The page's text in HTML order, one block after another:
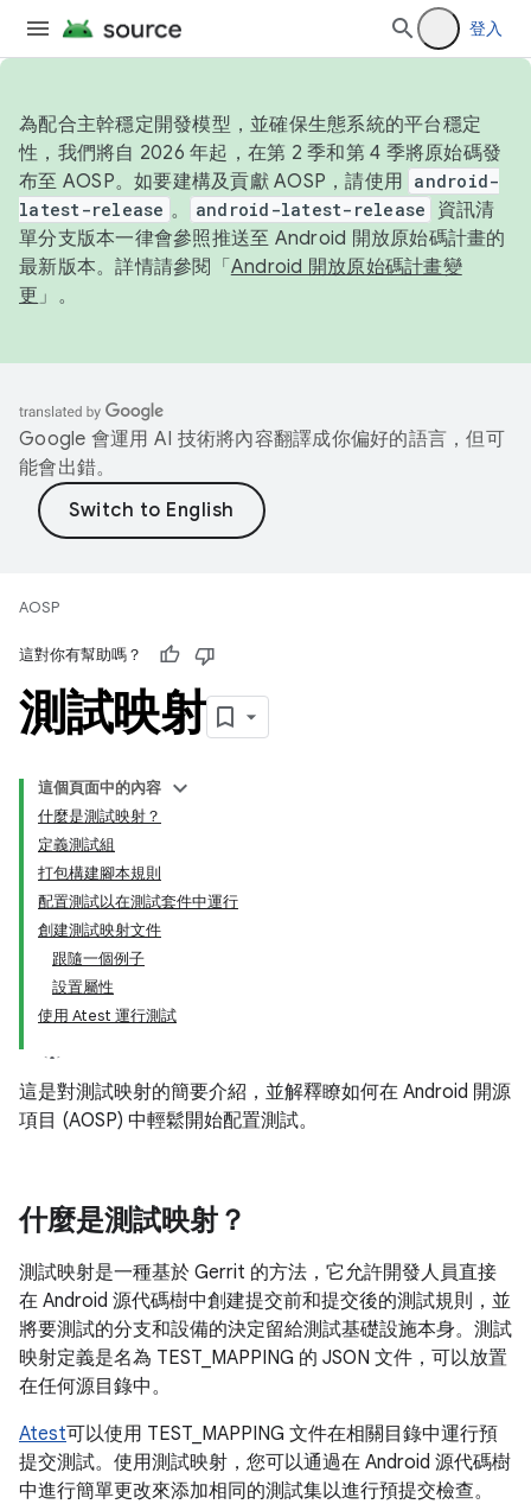
登入
為配合主幹穩定開發模型，並確保生態系統的平台穩定
性，我們將自 2026 年起，在第 2 季和第 4 季將原始碼發
布至 AOSP。如要建構及貢獻 AOSP，請使用 android-
latest-release 。 android-latest-release
資訊清
單分支版本一律會參照推送至 Android 開放原始碼計畫的
最新版本。詳情請參閱「 Android 開放原始碼計畫變
更 」。
Google 會運用 AI 技術將內容翻譯成你偏好的語言，但可
能會出錯。
AOSP
這對你有幫助嗎？
測試映射
這個頁面中的內容
什麼是測試映射？
定義測試組
打包構建腳本規則
配置測試以在測試套件中運行
創建測試映射文件
跟隨一個例子
設置屬性
使用 Atest 運行測試
這是對測試映射的簡要介紹，並解釋瞭如何在 Android 開源
項目 (AOSP) 中輕鬆開始配置測試。
什麼是測試映射？
測試映射是一種基於 Gerrit 的方法，它允許開發人員直接
在 Android 源代碼樹中創建提交前和提交後的測試規則，並
將要測試的分支和設備的決定留給測試基礎設施本身。測試
映射定義是名為 TEST_MAPPING 的 JSON 文件，可以放置
在任何源目錄中。
Atest可以使用 TEST_MAPPING 文件在相關目錄中運行預
提交測試。使用測試映射，您可以通過在 Android 源代碼樹
中進行簡單更改來添加相同的測試集以進行預提交檢查。